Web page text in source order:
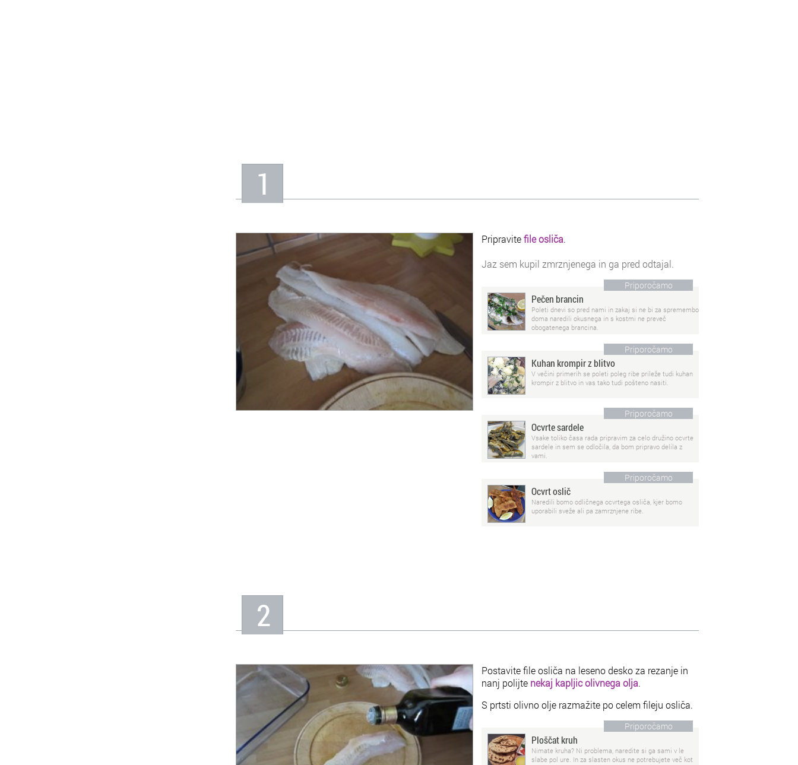
1
Pripravitefile osliča.
Jaz sem kupil zmrznjenega in ga pred odtajal.
Priporočamo
Pečen brancin
Poleti dnevi so pred nami in zakaj si ne bi za spremembo
doma naredili okusnega in s kostmi ne preveč
obogatenega brancina.
Priporočamo
Kuhan krompir z blitvo
V večini primerih se poleti poleg ribe prileže tudi kuhan
krompir z blitvo in vas tako tudi pošteno nasiti.
Priporočamo
Ocvrte sardele
Vsake toliko časa rada pripravim za celo družino ocvrte
sardele in sem se odločila, da bom pripravo delila z
vami.
Priporočamo
Ocvrt oslič
Naredili bomo odličnega ocvrtega osliča, kjer bomo
uporabili sveže ali pa zamrznjene ribe.
2
Postavite file osliča na leseno desko za rezanje in
nanj polijte nekaj kapljic olivnega olja.
S prtsti olivno olje razmažite po celem fileju osliča.
Priporočamo
Ploščat kruh
Nimate kruha? Ni problema, naredite si ga sami v le
slabe pol ure. In za slasten okus ne potrebujete več kot